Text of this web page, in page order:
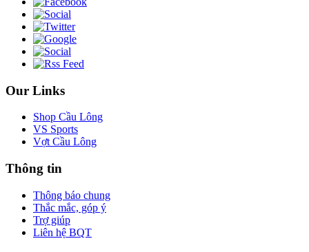
Our Links
Shop Cầu Lông
VS Sports
Vợt Cầu Lông
Thông tin
Thông báo chung
Thắc mắc, góp ý
Trợ giúp
Liên hệ BQT